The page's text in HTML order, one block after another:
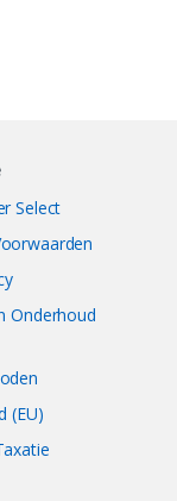
Select
Onderhoud
(EU)